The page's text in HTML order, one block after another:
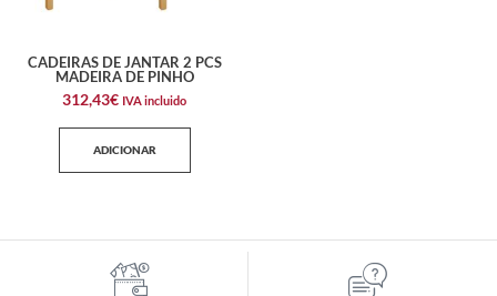
CADEIRAS DE JANTAR 2 PCS
MADEIRA DE PINHO
312,43€ IVA incluido
ADICIONAR